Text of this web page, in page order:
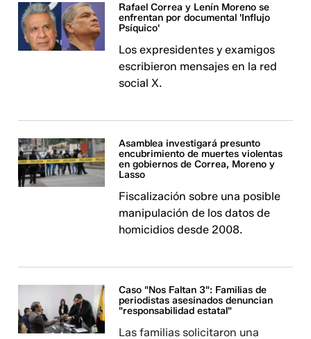
Rafael Correa y Lenín Moreno se
enfrentan por documental 'Influjo
Psíquico'
Los expresidentes y examigos
escribieron mensajes en la red
social X.
Asamblea investigará presunto
encubrimiento de muertes violentas
en gobiernos de Correa, Moreno y
Lasso
Fiscalización sobre una posible
manipulación de los datos de
homicidios desde 2008.
Caso "Nos Faltan 3": Familias de
periodistas asesinados denuncian
"responsabilidad estatal"
Las familias solicitaron una